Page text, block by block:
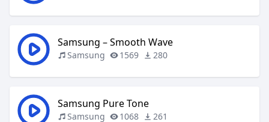
Samsung – Smooth Wave
Samsung 1569 280
Samsung Pure Tone
Samsung 1068 261